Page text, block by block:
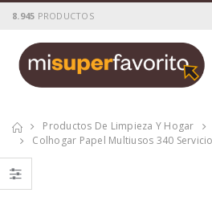
8.945 PRODUCTOS
Productos De Limpieza Y Hogar
Colhogar Papel Multiusos 340